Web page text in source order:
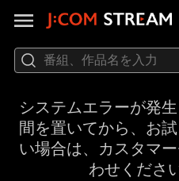
システムエラーが発
間を置いてから、お
い場合は、カスタマ
わせくださ